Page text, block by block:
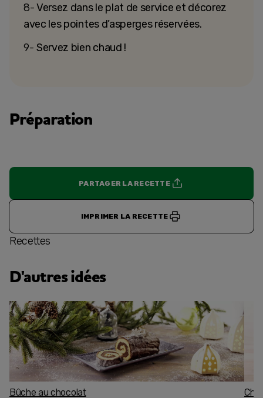
8-Versez dans le plat de service et décorez
avec les pointes d’asperges réservées.
9-Servez bien chaud !
Préparation
PARTAGER LA RECETTE
IMPRIMER LA RECETTE
Recettes
D'autres idées
Bûche au chocolat